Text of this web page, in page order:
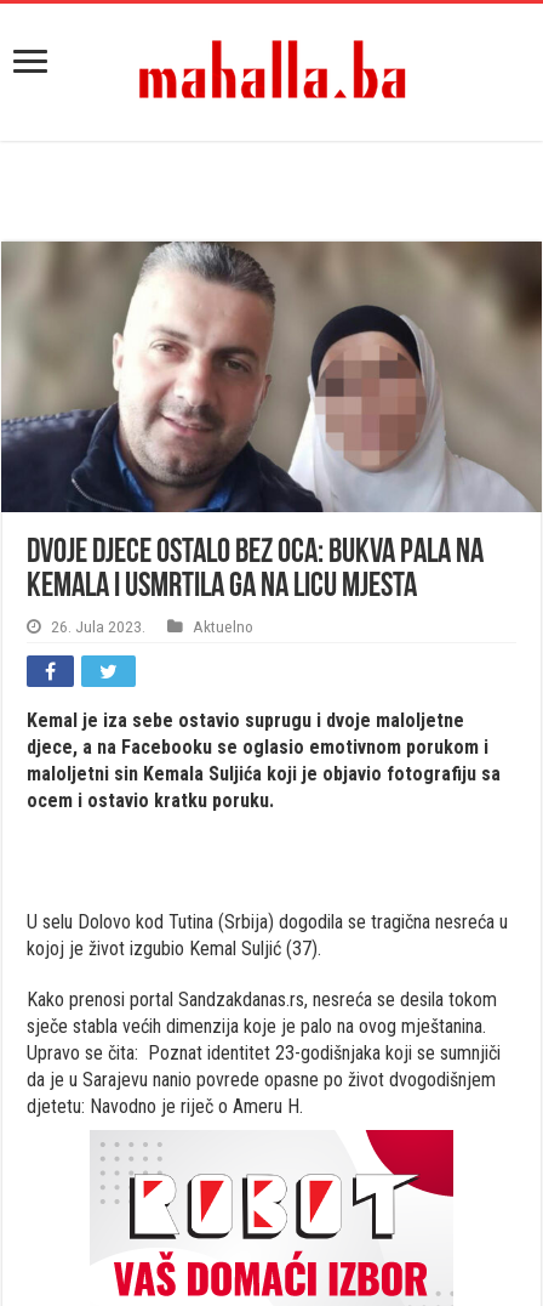
Dvoje djece ostalo bez oca: Bukva pala na
Kemala i usmrtila ga na licu mjesta
26. Jula 2023. Aktuelno
Kemal je iza sebe ostavio suprugu i dvoje maloljetne
djece, a na Facebooku se oglasio emotivnom porukom i
maloljetni sin Kemala Suljića koji je objavio fotografiju sa
ocem i ostavio kratku poruku.
U selu Dolovo kod Tutina (Srbija) dogodila se tragična nesreća u
kojoj je život izgubio Kemal Suljić (37).
Kako prenosi portal Sandzakdanas.rs, nesreća se desila tokom
sječe stabla većih dimenzija koje je palo na ovog mještanina.
Upravo se čita: Poznat identitet 23-godišnjaka koji se sumnjiči
da je u Sarajevu nanio povrede opasne po život dvogodišnjem
djetetu: Navodno je riječ o Ameru H.